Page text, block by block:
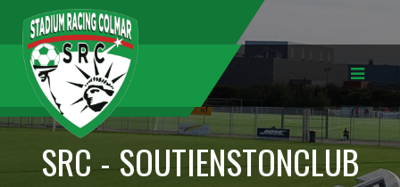
SRC - SOUTIENSTONCLUB